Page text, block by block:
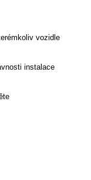
vozidle
instalace